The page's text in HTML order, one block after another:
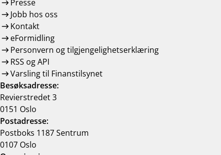
Presse
Jobb hos oss
Kontakt
eFormidling
Personvern og tilgjengelighetserklæring
RSS og API
Varsling til Finanstilsynet
Besøksadresse:
Revierstredet 3
0151 Oslo
Postadresse:
Postboks 1187 Sentrum
0107 Oslo